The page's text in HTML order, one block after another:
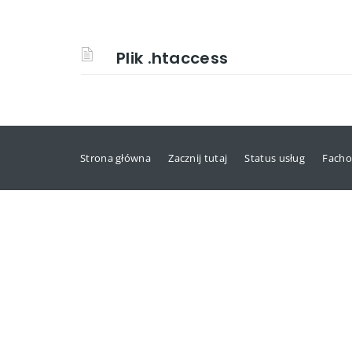
Plik .htaccess
Strona główna Zacznij tutaj Status usług